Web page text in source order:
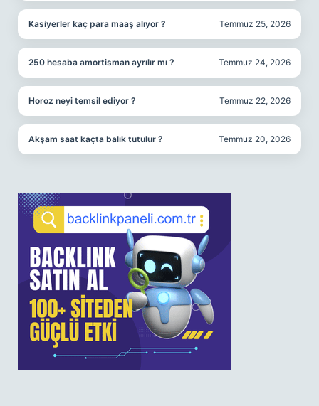
Kasiyerler kaç para maaş alıyor ? Temmuz 25, 2026
250 hesaba amortisman ayrılır mı ? Temmuz 24, 2026
Horoz neyi temsil ediyor ? Temmuz 22, 2026
Akşam saat kaçta balık tutulur ? Temmuz 20, 2026